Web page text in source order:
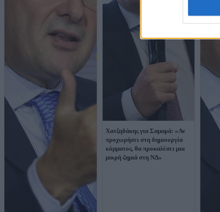
Χατζηδάκης για Σαμαρά: «Αν
προχωρήσει στη δημιουργία
κόμματος, θα προκαλέσει μια
μικρή ζημιά στη ΝΔ»